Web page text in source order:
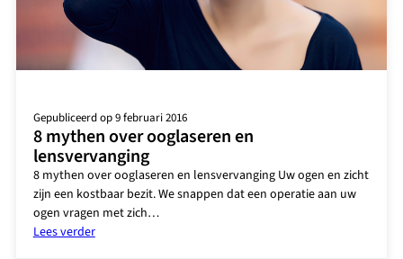
Gepubliceerd op 9 februari 2016
8 mythen over ooglaseren en
lensvervanging
8 mythen over ooglaseren en lensvervanging Uw ogen en zicht
zijn een kostbaar bezit. We snappen dat een operatie aan uw
ogen vragen met zich…
Lees verder: